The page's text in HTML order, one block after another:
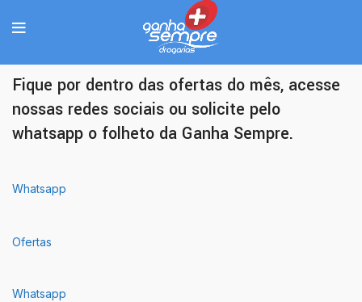
Ofertas Exclusivas
Fique por dentro das ofertas do mês, acesse
nossas redes sociais ou solicite pelo
whatsapp o folheto da Ganha Sempre.
Whatsapp
Ofertas
Whatsapp